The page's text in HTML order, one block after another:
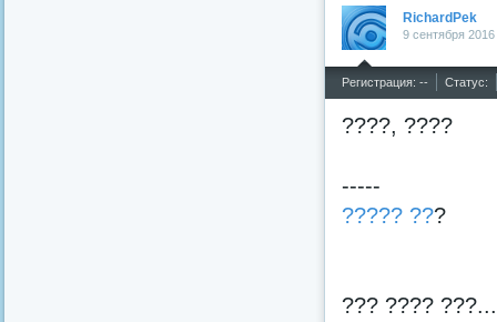
RichardPek
9 сентября
Регистрация: -- Статус:
????, ????
-----
????? ???
??? ????